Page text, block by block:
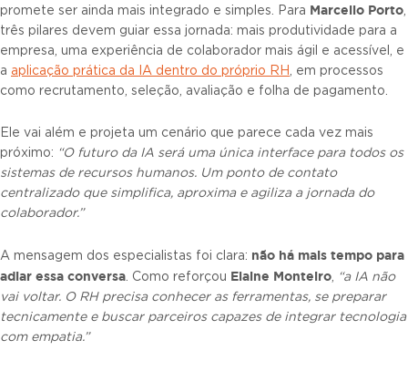
promete ser ainda mais integrado e simples. Para Marcello Porto,
três pilares devem guiar essa jornada: mais produtividade para a
empresa, uma experiência de colaborador mais ágil e acessível, e
a aplicação prática da IA dentro do próprio RH, em processos
como recrutamento, seleção, avaliação e folha de pagamento.
Ele vai além e projeta um cenário que parece cada vez mais
próximo: “O futuro da IA será uma única interface para todos os
sistemas de recursos humanos. Um ponto de contato
centralizado que simplifica, aproxima e agiliza a jornada do
colaborador.”
A mensagem dos especialistas foi clara: não há mais tempo para
adiar essa conversa. Como reforçou Elaine Monteiro, “a IA não
vai voltar. O RH precisa conhecer as ferramentas, se preparar
tecnicamente e buscar parceiros capazes de integrar tecnologia
com empatia.”